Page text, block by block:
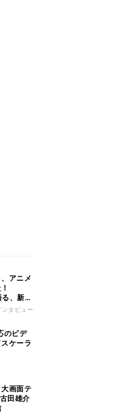
アニメ
！
、新
の工
ンタビュー
のビデ
ケーラ
画面テ
田雄介